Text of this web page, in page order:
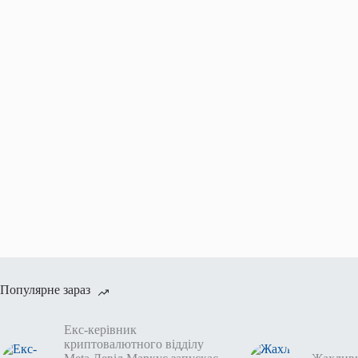
Популярне зараз
Екс-керівник
криптовалютного відділу